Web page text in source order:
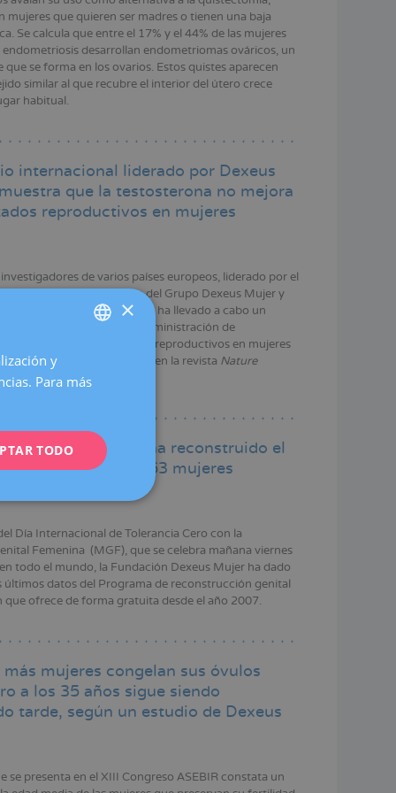
mujeres que quieren ser madres o tienen una baja
Se calcula que entre el 17% y el 44% de las mujeres
endometriosis desarrollan endometriomas ováricos, un
que se forma en los ovarios. Estos quistes aparecen
similar al que recubre el interior del útero crece
habitual.
internacional liderado por Dexeus
que la testosterona no mejora
reproductivos en mujeres
de varios países europeos, liderado por el
Director Científico del Grupo Dexeus Mujer y
la Fundación Dexeus Mujer, ha llevado a cabo un
con el fin de evaluar si la administración de
podía mejorar los resultados reproductivos en mujeres
resultados se han publicado en la revista Nature
Dexeus Mujer ha reconstruido el
forma gratuita a 163 mujeres
Día Internacional de Tolerancia Cero con la
Femenina (MGF), que se celebra mañana viernes
todo el mundo, la Fundación Dexeus Mujer ha dado
últimos datos del Programa de reconstrucción genital
que ofrece de forma gratuita desde el año 2007.
más mujeres congelan sus óvulos
a los 35 años sigue siendo
tarde, según un estudio de Dexeus
se presenta en el XIII Congreso ASEBIR constata un
CATALÀ
FRENCH
ESPAÑOL
×
y
Para más
TODO